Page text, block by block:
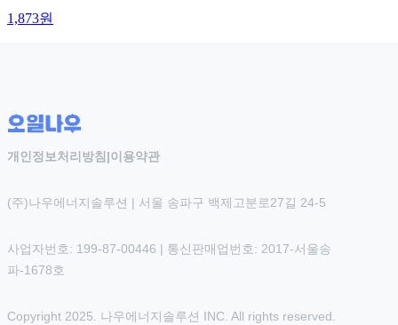
1,873원
개인정보처리방침 |이용약관
(주)나우에너지솔루션 | 서울 송파구 백제고분로27길 24-5
사업자번호: 199-87-00446 | 통신판매업번호: 2017-서울송
파-1678호
Copyright 2025. 나우에너지솔루션 INC. All rights reserved.